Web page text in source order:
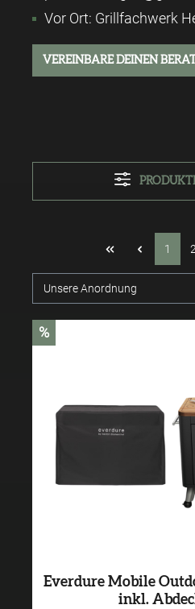
Vor Ort: Grillfachwerk
VEREINBARE DEINEN
1 2
%
Everdure Mobile
inkl.